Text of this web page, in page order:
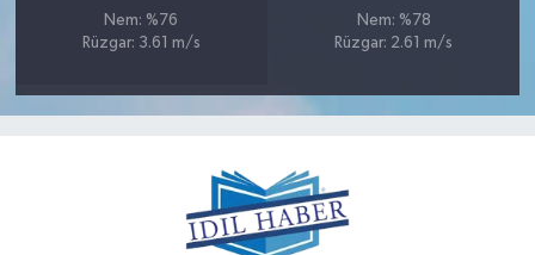
Nem: %76
Rüzgar: 3.61 m/s
Nem: %78
Rüzgar: 2.61 m/s